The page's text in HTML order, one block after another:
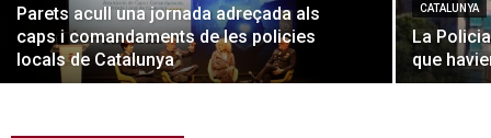
Parets acull una jornada adreçada als
caps i comandaments de les policies
locals de Catalunya
CATALUNYA
La
que